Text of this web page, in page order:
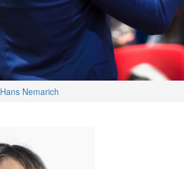
Hans Nemarich